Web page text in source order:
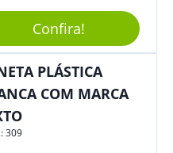
Marca Com Muito Estilo E
Ainda Mais
À Eventos E Feiras
Confira!
PLÁSTICA
COM MARCA
309